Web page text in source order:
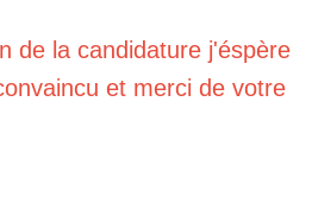
de la candidature j'éspère
et merci de votre